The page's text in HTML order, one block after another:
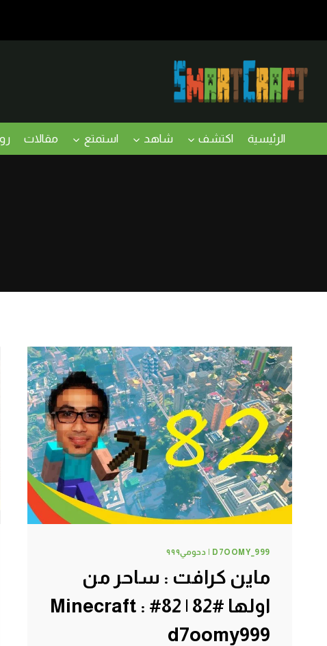
الرئيسية اكتشف شاهد استمتع مقالات
D7OOMY_999 | دحومي٩٩٩
ماين كرافت : ساحر من
اولها #82 | 82# Minecraft :
d7oomy999